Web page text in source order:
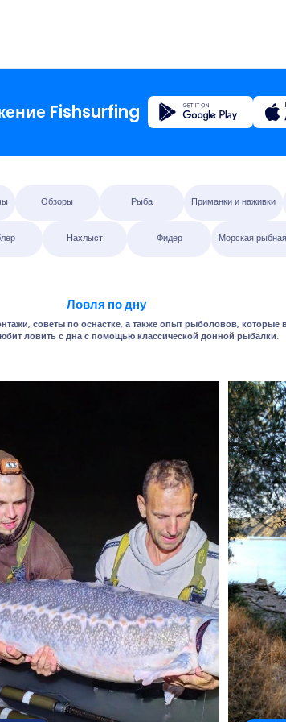
Главная
Блог
Fishsurfing
Обзоры Рыба Приманки и наживки
Нахлыст Фидер Морская
Ловля по дну
советы по оснастке, а также опыт рыболовов,
ловить с дна с помощью классической донной рыбалки.